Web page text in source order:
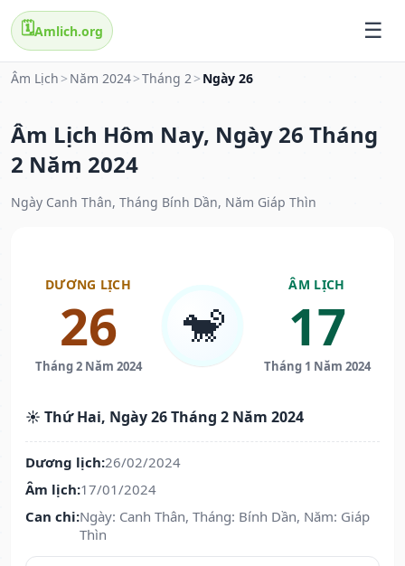
🗓️Amlich.org
Âm Lịch > Năm 2024>Tháng 2> Ngày 26
Âm Lịch Hôm Nay, Ngày 26 Tháng
2 Năm 2024
Ngày Canh Thân, Tháng Bính Dần, Năm Giáp Thìn
DƯƠNG LỊCH
26
Tháng 2 Năm 2024
🐒
ÂM LỊCH
17
Tháng 1 Năm 2024
☀️ Thứ Hai, Ngày 26 Tháng 2 Năm 2024
Dương lịch:26/02/2024
Âm lịch:17/01/2024
Can chi:Ngày: Canh Thân, Tháng: Bính Dần, Năm: Giáp
Thìn